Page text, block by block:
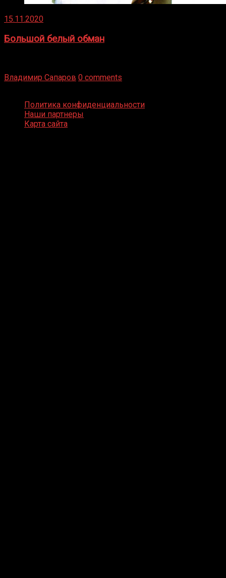
15.11.2020
Большой белый обман
Владимир Сапаров 0 comments
Политика конфиденциальности
Наши партнеры
Карта сайта